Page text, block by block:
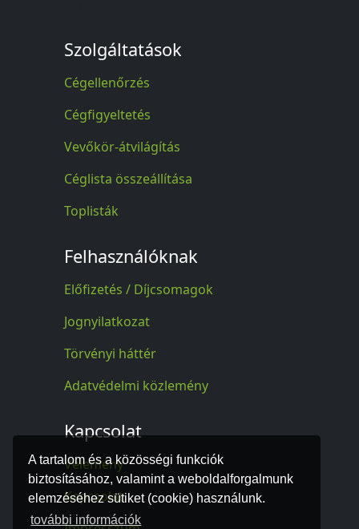
A tartalom és a közösségi funkciók
biztosításához, valamint a weboldalforgalmunk
elemzéséhez sütiket (cookie) használunk.
további információk
Szolgáltatások
Cégellenőrzés
Cégfigyeltetés
Vevőkör-átvilágítás
Céglista összeállítása
Toplisták
Felhasználóknak
Előfizetés / Díjcsomagok
Jognyilatkozat
Törvényi háttér
Adatvédelmi közlemény
Kapcsolat
Vélemény
Kapcsolat